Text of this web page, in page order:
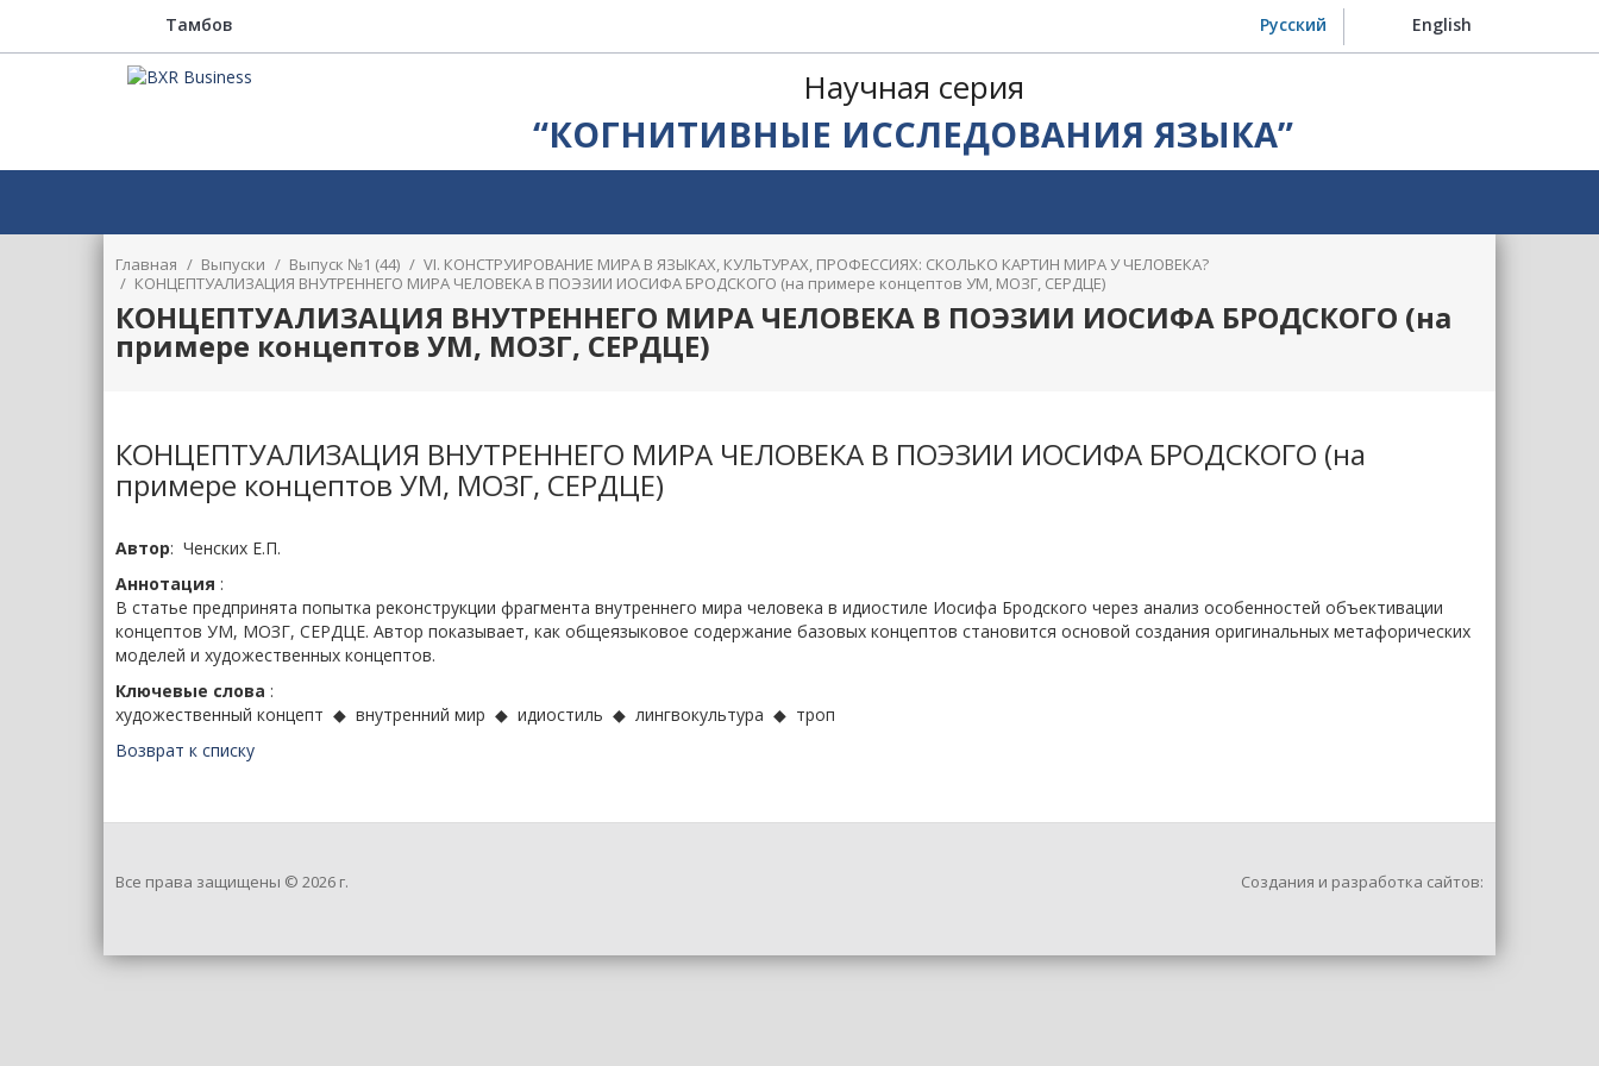
Тамбов Русский English
Научная серия
“КОГНИТИВНЫЕ ИССЛЕДОВАНИЯ ЯЗЫКА”
Главная / Выпуски / Выпуск №1 (44) / VI. КОНСТРУИРОВАНИЕ МИРА В ЯЗЫКАХ, КУЛЬТУРАХ, ПРОФЕССИЯХ: СКОЛЬКО КАРТИН МИРА У ЧЕЛОВЕКА?
/ КОНЦЕПТУАЛИЗАЦИЯ ВНУТРЕННЕГО МИРА ЧЕЛОВЕКА В ПОЭЗИИ ИОСИФА БРОДСКОГО (на примере концептов УМ, МОЗГ, СЕРДЦЕ)
КОНЦЕПТУАЛИЗАЦИЯ ВНУТРЕННЕГО МИРА ЧЕЛОВЕКА В ПОЭЗИИ ИОСИФА БРОДСКОГО (на
примере концептов УМ, МОЗГ, СЕРДЦЕ)
КОНЦЕПТУАЛИЗАЦИЯ ВНУТРЕННЕГО МИРА ЧЕЛОВЕКА В ПОЭЗИИ ИОСИФА БРОДСКОГО (на
примере концептов УМ, МОЗГ, СЕРДЦЕ)
Автор: Ченских Е.П.
Аннотация :
В статье предпринята попытка реконструкции фрагмента внутреннего мира человека в идиостиле Иосифа Бродского через анализ особенностей объективации
концептов УМ, МОЗГ, СЕРДЦЕ. Автор показывает, как общеязыковое содержание базовых концептов становится основой создания оригинальных метафорических
моделей и художественных концептов.
Ключевые слова :
художественный концепт ◆ внутренний мир ◆ идиостиль ◆ лингвокультура ◆ троп
Возврат к списку
Все права защищены © 2026 г. Создания и разработка сайтов: